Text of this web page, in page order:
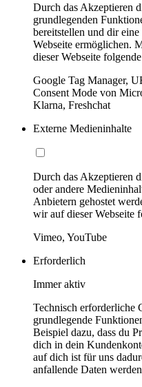
Durch das Akzeptieren
grundlegenden
bereitstellen und dir
Webseite ermöglichen.
dieser Webseite
Google Tag Manager,
Consent Mode von
Klarna, Freshchat
Externe Medieninhalte
Durch das Akzeptieren
oder andere
Anbietern gehostet
wir auf dieser Webseite
Vimeo, YouTube
Erforderlich
Immer aktiv
Technisch erforderliche
grundlegende
Beispiel dazu, dass du
dich in dein
auf dich ist für uns
anfallende Daten